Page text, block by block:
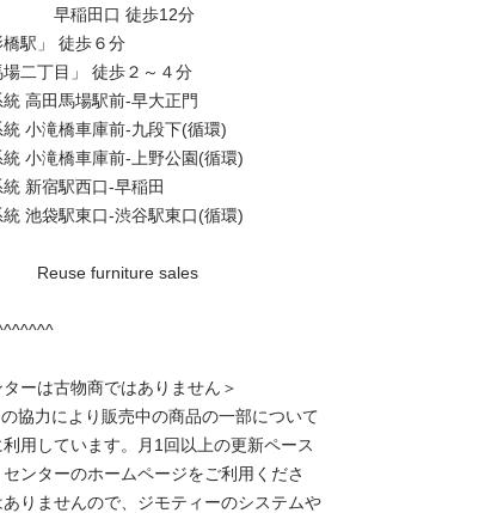
歩12分
」 徒歩６分
目」 徒歩２～４分
馬場駅前-早大正門
庫前-九段下(循環)
庫前-上野公園(循環)
西口-早稲田
口-渋谷駅東口(循環)
sales
ーは古物商ではありません＞
協力により販売中の商品の一部について
利用しています。月1回以上の更新ペース
ンターのホームページをご利用くださ
りませんので、ジモティーのシステムや